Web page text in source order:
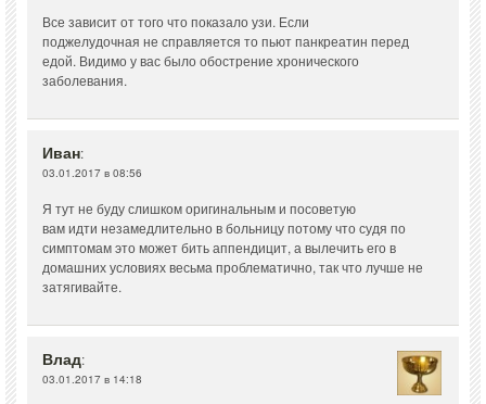
Все зависит от того что показало узи. Если
поджелудочная не справляется то пьют панкреатин перед
едой. Видимо у вас было обострение хронического
заболевания.
Иван:
03.01.2017 в 08:56
Я тут не буду слишком оригинальным и посоветую
вам идти незамедлительно в больницу потому что судя по
симптомам это может бить аппендицит, а вылечить его в
домашних условиях весьма проблематично, так что лучше не
затягивайте.
Влад:
03.01.2017 в 14:18